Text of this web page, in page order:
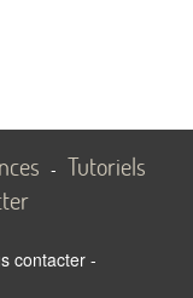
- Tutoriels
contacter-